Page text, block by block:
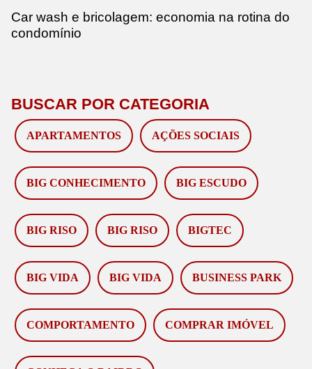
Car wash e bricolagem: economia na rotina do
condomínio
BUSCAR POR CATEGORIA
APARTAMENTOS AÇÕES SOCIAIS
BIG CONHECIMENTO BIG ESCUDO
BIG RISO BIG RISO BIGTEC
BIG VIDA BIG VIDA BUSINESS PARK
COMPORTAMENTO COMPRAR IMÓVEL